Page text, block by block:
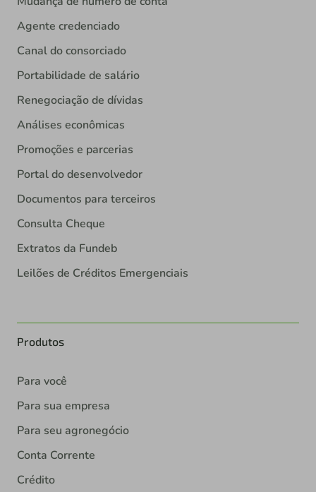
Agente credenciado
Canal do consorciado
Portabilidade de salário
Renegociação de dívidas
Análises econômicas
Promoções e parcerias
Portal do desenvolvedor
Documentos para terceiros
Consulta Cheque
Extratos da Fundeb
Leilões de Créditos Emergenciais
Produtos
Para você
Para sua empresa
Para seu agronegócio
Conta Corrente
Crédito